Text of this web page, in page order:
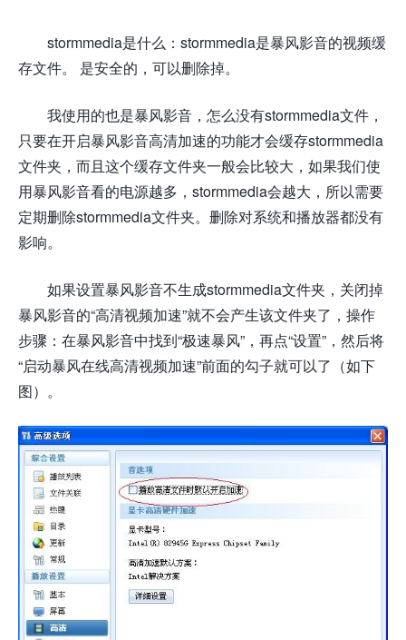
stormmedia是什么：stormmedia是暴风影音的视频缓
存文件。 是安全的，可以删除掉。
我使用的也是暴风影音，怎么没有stormmedia文件，
只要在开启暴风影音高清加速的功能才会缓存stormmedia
文件夹，而且这个缓存文件夹一般会比较大，如果我们使
用暴风影音看的电源越多，stormmedia会越大，所以需要
定期删除stormmedia文件夹。删除对系统和播放器都没有
影响。
如果设置暴风影音不生成stormmedia文件夹，关闭掉
暴风影音的“高清视频加速”就不会产生该文件夹了，操作
步骤：在暴风影音中找到“极速暴风”，再点“设置”，然后将
“启动暴风在线高清视频加速”前面的勾子就可以了（如下
图）。